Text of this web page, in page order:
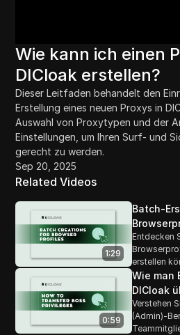
Wie kann ich einen
DICloak erstellen?
Dieser Leitfaden behandelt den
Erstellung eines neuen Proxys in
Auswahl von Proxytypen und der
Einstellungen, um Ihren Surf- und
gerecht zu werden.
Sep 20, 2025
Related Videos
1:29
Batch-
Browser
Entdecken
erstellen
spezifische
optimieren.
0:59
Wie man
DICloak
Verstehen
(Admin)-